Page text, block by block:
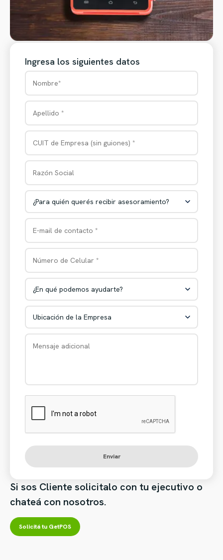
Si sos Cliente solicitalo con tu ejecutivo o
chateá con nosotros.
Solicitá tu GetPOS
Ingresa los siguientes datos
Enviar